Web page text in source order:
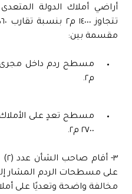
أراضي أملاك الدولة
مقسمة بين:
م٢.
مسطح تعدٍ على
٢٧٠٠ م٢.
٣-
على مسطحات الردم المشار
مخالفة واضحة وتعديًا على